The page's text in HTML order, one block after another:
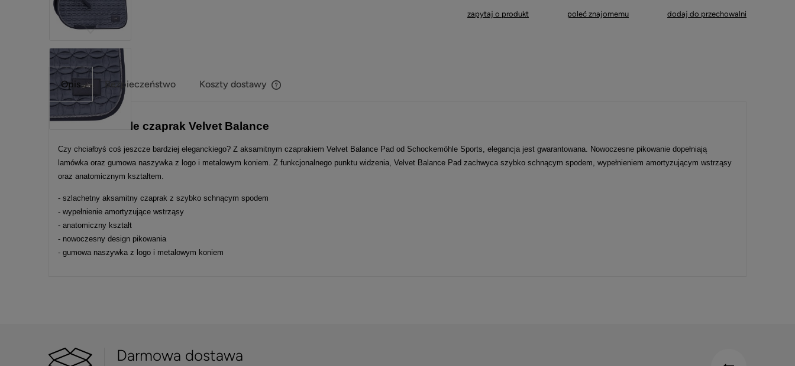
zapytaj o produkt poleć znajomemu dodaj do przechowalni
Opis Bezpieczeństwo Koszty dostawy
Schockemohle czaprak Velvet Balance
Czy chciałbyś coś jeszcze bardziej eleganckiego? Z aksamitnym czaprakiem Velvet Balance Pad od Schockemöhle Sports, elegancja jest gwarantowana. Nowoczesne pikowanie dopełniają
lamówka oraz gumowa naszywka z logo i metalowym koniem. Z funkcjonalnego punktu widzenia, Velvet Balance Pad zachwyca szybko schnącym spodem, wypełnieniem amortyzującym wstrząsy
oraz anatomicznym kształtem.
- szlachetny aksamitny czaprak z szybko schnącym spodem
- wypełnienie amortyzujące wstrząsy
- anatomiczny kształt
- nowoczesny design pikowania
- gumowa naszywka z logo i metalowym koniem
Darmowa dostawa